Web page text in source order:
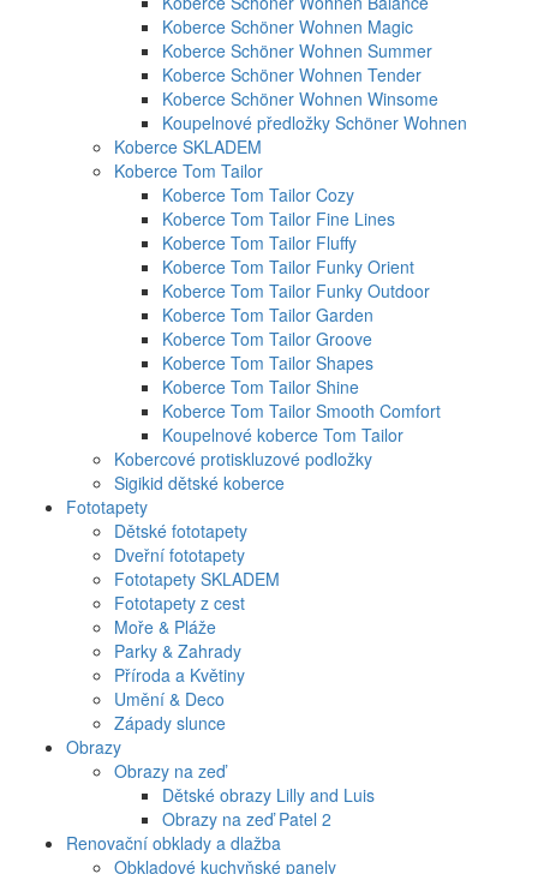
Koberce Schöner Wohnen Magic
Koberce Schöner Wohnen Summer
Koberce Schöner Wohnen Tender
Koberce Schöner Wohnen Winsome
Koupelnové předložky Schöner Wohnen
Koberce SKLADEM
Koberce Tom Tailor
Koberce Tom Tailor Cozy
Koberce Tom Tailor Fine Lines
Koberce Tom Tailor Fluffy
Koberce Tom Tailor Funky Orient
Koberce Tom Tailor Funky Outdoor
Koberce Tom Tailor Garden
Koberce Tom Tailor Groove
Koberce Tom Tailor Shapes
Koberce Tom Tailor Shine
Koberce Tom Tailor Smooth Comfort
Koupelnové koberce Tom Tailor
Kobercové protiskluzové podložky
Sigikid dětské koberce
Fototapety
Dětské fototapety
Dveřní fototapety
Fototapety SKLADEM
Fototapety z cest
Moře & Pláže
Parky & Zahrady
Příroda a Květiny
Umění & Deco
Západy slunce
Obrazy
Obrazy na zeď
Dětské obrazy Lilly and Luis
Obrazy na zeď Patel 2
Renovační obklady a dlažba
Obkladové kuchyňské panely